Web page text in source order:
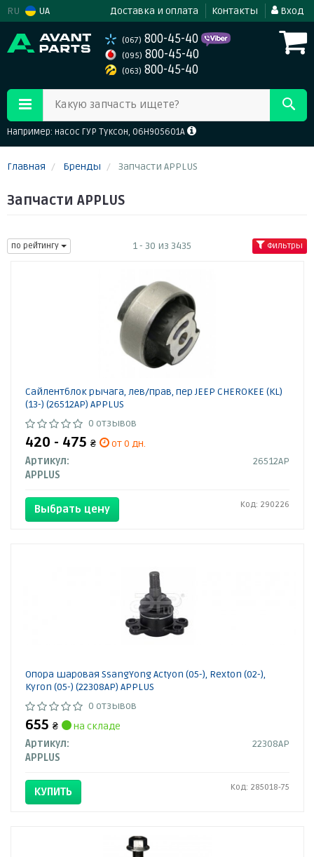
RU UA Доставка и оплата Контакты Вход
(067) 800-45-40
(095) 800-45-40
(063) 800-45-40
Какую запчасть ищете?
Например: насос ГУР Туксон, 06H905601A
Главная Бренды Запчасти APPLUS
Запчасти APPLUS
по рейтингу 1 - 30 из 3435 Фильтры
Сайлентблок рычага, лев/прав, пер JEEP CHEROKEE (KL)
(13-) (26512AP) APPLUS
0 отзывов
420 - 475 ₴
от 0 дн.
Артикул:
26512AP
APPLUS
Выбрать цену Код: 290226
Опора шаровая SsangYong Actyon (05-), Rexton (02-),
Kyron (05-) (22308AP) APPLUS
0 отзывов
655 ₴
на складе
Артикул:
22308AP
APPLUS
КУПИТЬ Код: 285018-75